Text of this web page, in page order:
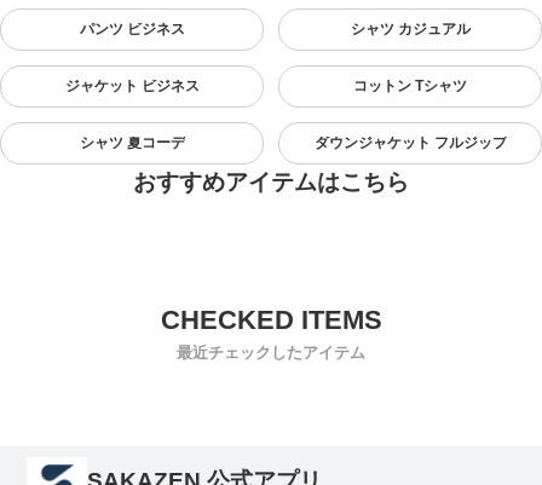
パンツ ビジネス シャツ カジュアル
ジャケット ビジネス コットン Tシャツ
シャツ 夏コーデ ダウンジャケット フルジップ
おすすめアイテムはこちら
最近チェックしたアイテム